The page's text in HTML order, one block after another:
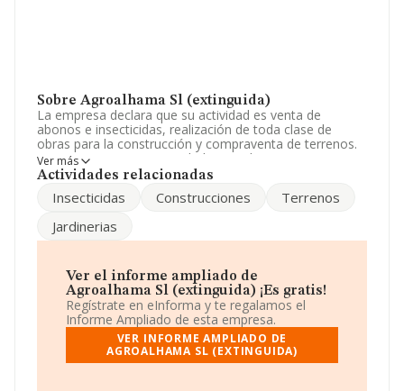
Sobre Agroalhama Sl (extinguida)
La empresa declara que su actividad es venta de
abonos e insecticidas, realización de toda clase de
obras para la construcción y compraventa de terrenos.
La empresa es una Sociedad Limitada. Tiene CNAE:
4101 - '%cnae%'. No realiza actividad de importación
Comisión, de 6 de mayo de 2003, sobre la definición de
microempresas, pequeñas y medianas empresas, la
relación con el rendimiento en 2010, las ventas han
crecido un 110%. Ha contado con el mismo número de
empleados y teniendo en cuenta la información
disponible en INFORMA, ha dispuesto de un número de
empleados por debajo de la media de sector.
Su teléfono es 950640363.
Ver más
Actividades relacionadas
Insecticidas Construcciones
Terrenos
Jardinerias
Ver el informe ampliado de
Agroalhama Sl (extinguida) ¡Es gratis!
Regístrate en eInforma y te regalamos el
Informe Ampliado de esta empresa.
VER INFORME AMPLIADO DE
AGROALHAMA SL (EXTINGUIDA)